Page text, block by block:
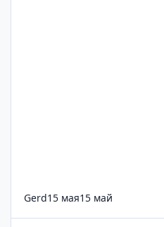
Gerd15 мая15 май